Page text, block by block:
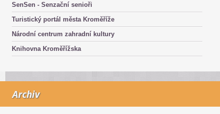
SenSen - Senzační senioři
Turistický portál města Kroměříže
Národní centrum zahradní kultury
Knihovna Kroměřížska
Archiv